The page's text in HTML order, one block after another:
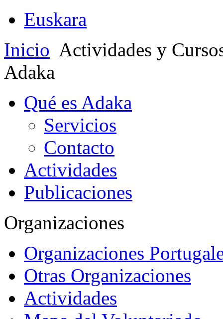
Euskara
Inicio Actividades y
Adaka
Qué es Adaka
Servicios
Contacto
Actividades
Publicaciones
Organizaciones
Organizaciones
Otras Organizaciones
Actividades